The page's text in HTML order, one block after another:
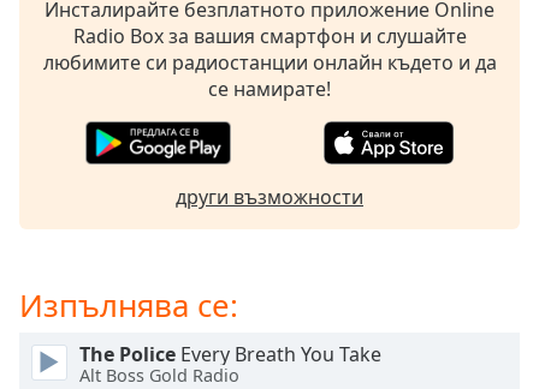
dialog
Text
Color
Инсталирайте безплатното приложение Online
Radio Box за вашия смартфон и слушайте
любимите си радиостанции онлайн където и да
се намирате!
други възможности
Изпълнява се:
The Police Every Breath You Take
Alt Boss Gold Radio